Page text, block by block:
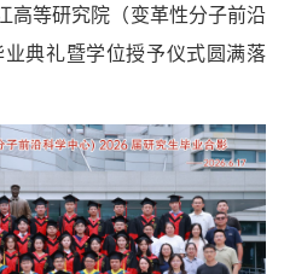
高等研究院（变革性分子前沿
典礼暨学位授予仪式圆满落